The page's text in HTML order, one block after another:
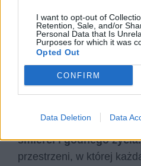
I want to opt-out of
Retention, Sale, and/or
Personal Data that Is
Purposes for which it was
Opted Out
CONFIRM
Data Deletion Data
Markiem Edelmanem,
powstania w getcie
dotyczy getta,
wiele wspólnego z losem
Codzienność
System odbiera
śmierci i godnego życia.
przestrzeni, w której